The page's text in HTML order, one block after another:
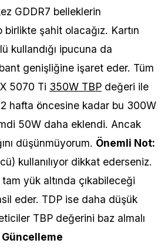
GDDR7 belleklerin
birlikte şahit olacağız. Kartın
kullandığı ipucuna da
genişliğine işaret eder. Tüm
5070 Ti 350W TBP değeri ile
hafta öncesine kadar bu 300W
50W daha eklendi. Ancak
düşünmüyorum. Önemli Not:
kullanılıyor dikkat ederseniz.
tam yük altında çıkabileceği
eder. TDP ise daha düşük
TBP değerini baz almalı
Güncelleme